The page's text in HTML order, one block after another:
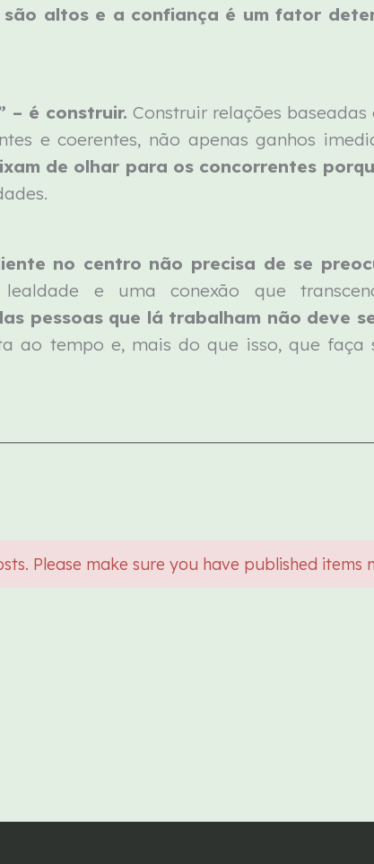
são altos e a confiança é um fator
– é construir. Construir relações
e coerentes, não apenas ganhos
de olhar para os concorrentes
no centro não precisa de se
e uma conexão que
pessoas que lá trabalham não deve
ao tempo e, mais do que isso, que
Please make sure you have published items